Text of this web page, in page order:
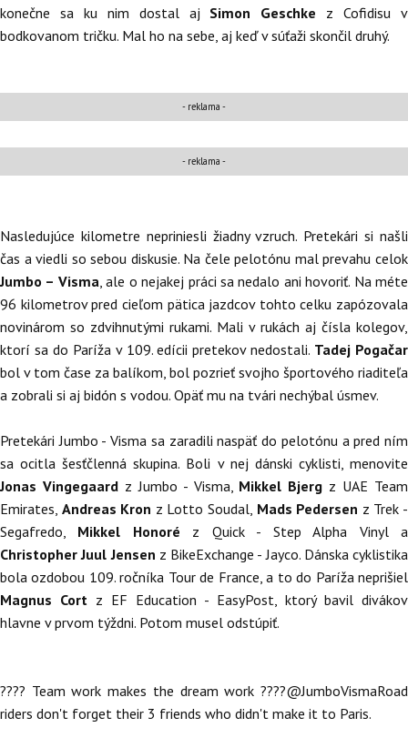
konečne sa ku nim dostal aj Simon Geschke z Cofidisu v
bodkovanom tričku. Mal ho na sebe, aj keď v súťaži skončil druhý.
- reklama -
- reklama -
Nasledujúce kilometre nepriniesli žiadny vzruch. Pretekári si našli
čas a viedli so sebou diskusie. Na čele pelotónu mal prevahu celok
Jumbo – Visma , ale o nejakej práci sa nedalo ani hovoriť. Na méte
96 kilometrov pred cieľom pätica jazdcov tohto celku zapózovala
novinárom so zdvihnutými rukami. Mali v rukách aj čísla kolegov,
ktorí sa do Paríža v 109. edícii pretekov nedostali. Tadej Pogačar
bol v tom čase za balíkom, bol pozrieť svojho športového riaditeľa
a zobrali si aj bidón s vodou. Opäť mu na tvári nechýbal úsmev.
Pretekári Jumbo - Visma sa zaradili naspäť do pelotónu a pred ním
sa ocitla šesťčlenná skupina. Boli v nej dánski cyklisti, menovite
Jonas Vingegaardz Jumbo - Visma, Mikkel Bjerg z UAE Team
Emirates, Andreas Kron z Lotto Soudal, Mads Pedersen z Trek -
Segafredo, Mikkel Honoré z Quick - Step Alpha Vinyl a
Christopher Juul Jensen z BikeExchange - Jayco. Dánska cyklistika
bola ozdobou 109. ročníka Tour de France, a to do Paríža neprišiel
Magnus Cort z EF Education - EasyPost, ktorý bavil divákov
hlavne v prvom týždni. Potom musel odstúpiť.
???? Team work makes the dream work ????@JumboVismaRoad
riders don't forget their 3 friends who didn't make it to Paris.